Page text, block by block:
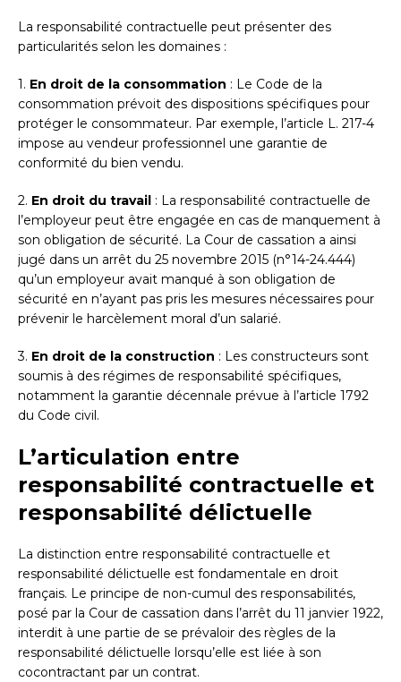
La responsabilité contractuelle peut présenter des
particularités selon les domaines :
1. En droit de la consommation : Le Code de la
consommation prévoit des dispositions spécifiques pour
protéger le consommateur. Par exemple, l’article L. 217-4
impose au vendeur professionnel une garantie de
conformité du bien vendu.
2. En droit du travail : La responsabilité contractuelle de
l’employeur peut être engagée en cas de manquement à
son obligation de sécurité. La Cour de cassation a ainsi
jugé dans un arrêt du 25 novembre 2015 (n°14-24.444)
qu’un employeur avait manqué à son obligation de
sécurité en n’ayant pas pris les mesures nécessaires pour
prévenir le harcèlement moral d’un salarié.
3. En droit de la construction : Les constructeurs sont
soumis à des régimes de responsabilité spécifiques,
notamment la garantie décennale prévue à l’article 1792
du Code civil.
L’articulation entre
responsabilité contractuelle et
responsabilité délictuelle
La distinction entre responsabilité contractuelle et
responsabilité délictuelle est fondamentale en droit
français. Le principe de non-cumul des responsabilités,
posé par la Cour de cassation dans l’arrêt du 11 janvier 1922,
interdit à une partie de se prévaloir des règles de la
responsabilité délictuelle lorsqu’elle est liée à son
cocontractant par un contrat.